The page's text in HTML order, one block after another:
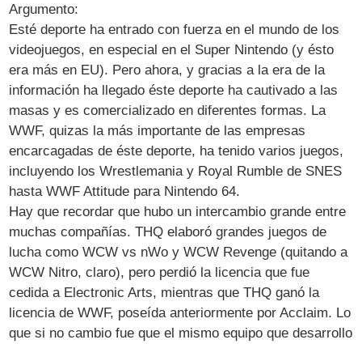
Argumento:
Esté deporte ha entrado con fuerza en el mundo de los
videojuegos, en especial en el Super Nintendo (y ésto
era más en EU). Pero ahora, y gracias a la era de la
información ha llegado éste deporte ha cautivado a las
masas y es comercializado en diferentes formas. La
WWF, quizas la más importante de las empresas
encarcagadas de éste deporte, ha tenido varios juegos,
incluyendo los Wrestlemania y Royal Rumble de SNES
hasta WWF Attitude para Nintendo 64.
Hay que recordar que hubo un intercambio grande entre
muchas compañías. THQ elaboró grandes juegos de
lucha como WCW vs nWo y WCW Revenge (quitando a
WCW Nitro, claro), pero perdió la licencia que fue
cedida a Electronic Arts, mientras que THQ ganó la
licencia de WWF, poseída anteriormente por Acclaim. Lo
que si no cambio fue que el mismo equipo que desarrollo